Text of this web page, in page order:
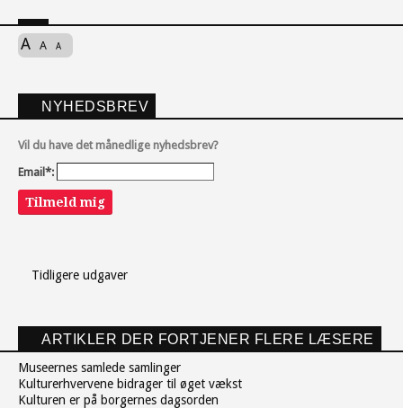
A A A
NYHEDSBREV
Vil du have det månedlige nyhedsbrev?
Email*:
Tilmeld mig
Tidligere udgaver
ARTIKLER DER FORTJENER FLERE LÆSERE
Museernes samlede samlinger
Kulturerhvervene bidrager til øget vækst
Kulturen er på borgernes dagsorden